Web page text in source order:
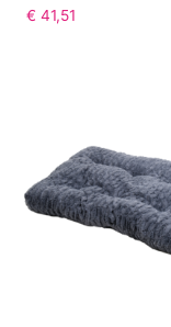
€ 41,51